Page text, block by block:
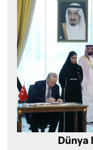
Dünya